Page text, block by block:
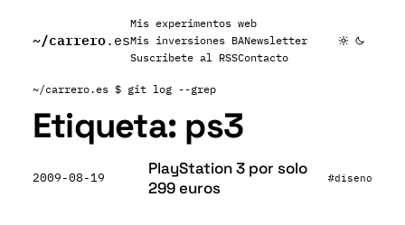
~/carrero.es
Mis experimentos web
Mis inversiones BANewsletter
Suscribete al RSSContacto
~/carrero.es $ git log --grep
Etiqueta: ps3
2009-08-19
PlayStation 3 por solo
299 euros
#diseno